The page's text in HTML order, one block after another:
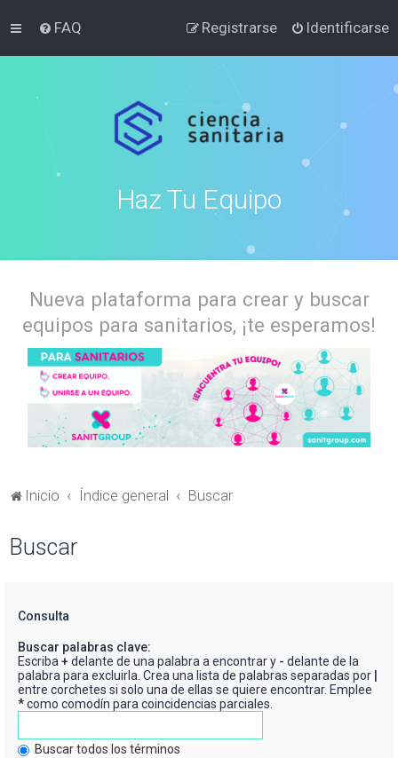
FAQ Identificarse
Registrarse
Haz Tu Equipo
Nueva plataforma para crear y buscar
equipos para sanitarios, ¡te esperamos!
Inicio Índice general Buscar
Buscar
Consulta
Buscar palabras clave:
Escriba+ delante de una palabra a encontrar y - delante de la
palabra para excluirla. Crea una lista de palabras separadas por
entre corchetes si solo una de ellas se quiere encontrar. Emplee
*como comodín para coincidencias parciales.
Buscar todos los términos